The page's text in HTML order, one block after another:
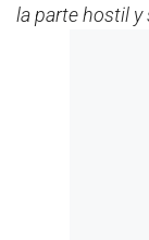
la parte hostil y